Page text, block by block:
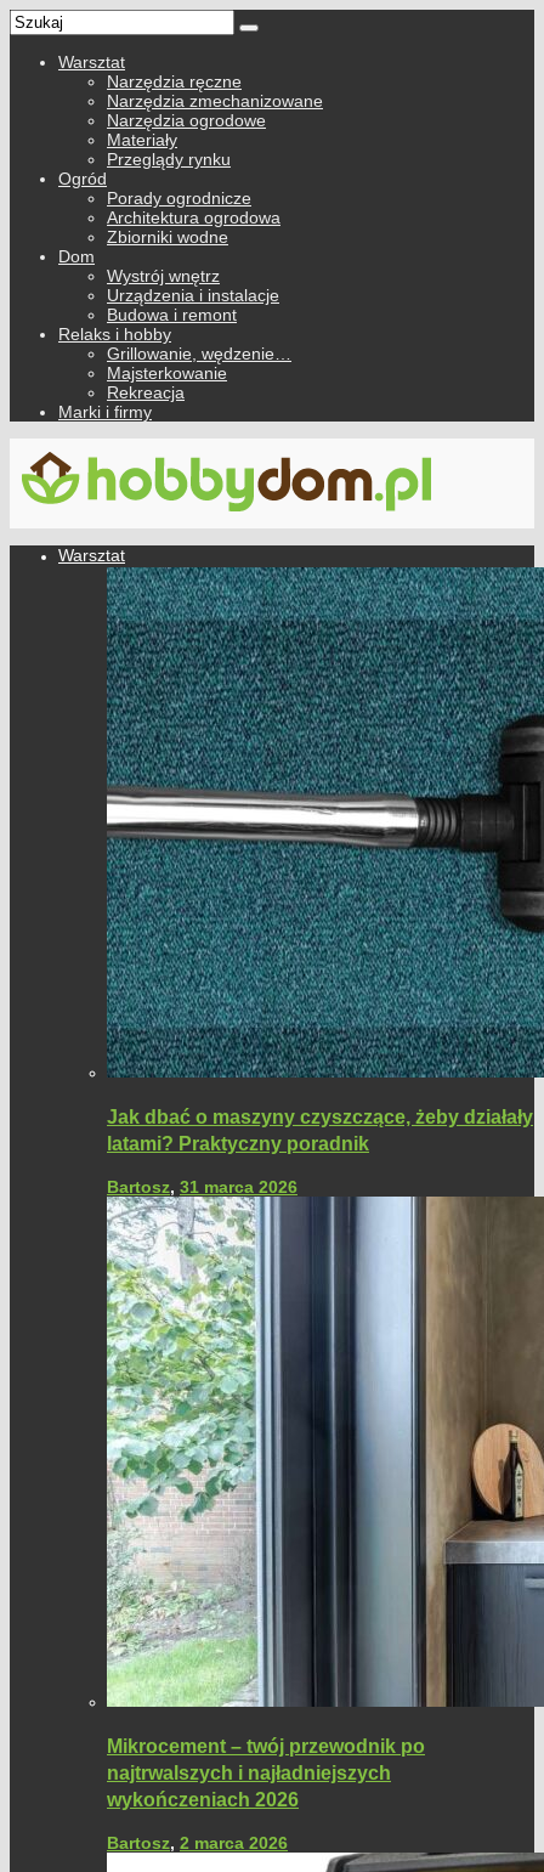
Warsztat
Narzędzia ręczne
Narzędzia zmechanizowane
Narzędzia ogrodowe
Materiały
Przeglądy rynku
Ogród
Porady ogrodnicze
Architektura ogrodowa
Zbiorniki wodne
Dom
Wystrój wnętrz
Urządzenia i instalacje
Budowa i remont
Relaks i hobby
Grillowanie, wędzenie…
Majsterkowanie
Rekreacja
Marki i firmy
Warsztat
Jak dbać o maszyny czyszczące, żeby działały
latami? Praktyczny poradnik
Bartosz, 31 marca 2026
Mikrocement – twój przewodnik po
najtrwalszych i najładniejszych
wykończeniach 2026
Bartosz, 2 marca 2026